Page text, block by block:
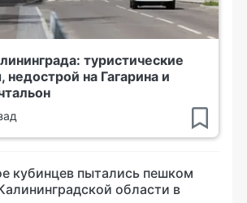
туристические
на Гагарина и
кубинцев пытались пешком
области в